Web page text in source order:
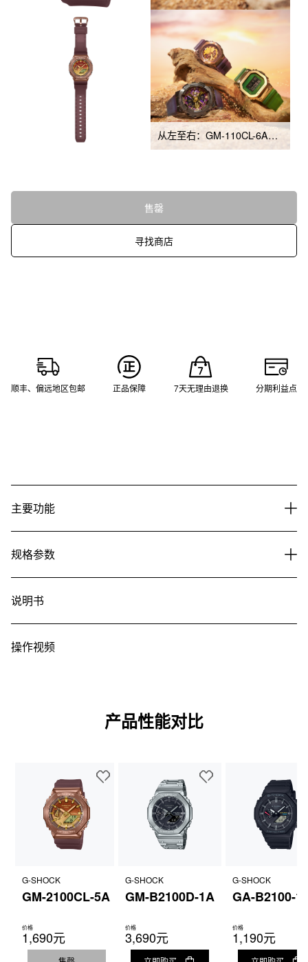
从左至右：GM-110CL-6A、GM-2100CL-5A、GM-5600CL-3
售罄
寻找商店
顺丰、偏远地区包邮 正品保障 7天无理由退换 分期利益点
主要功能
规格参数
说明书
操作视频
产品性能对比
G-SHOCK
GM-2100CL-5A
价格
1,690元
G-SHOCK
GM-B2100D-1A
价格
3,690元
G-SHOCK
GA-B2100-
价格
1,190元